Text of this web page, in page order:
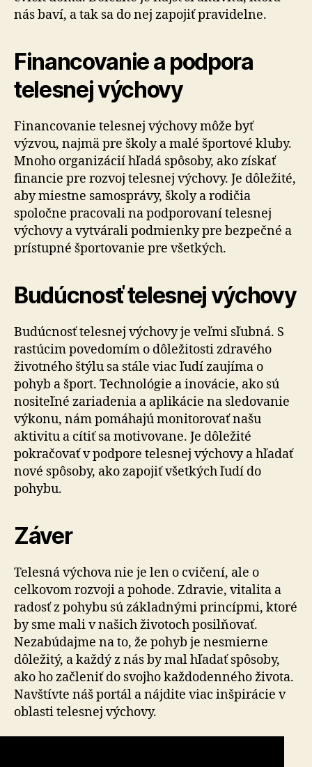
nás baví, a tak sa do nej zapojiť pravidelne.
Financovanie a podpora
telesnej výchovy
Financovanie telesnej výchovy môže byť
výzvou, najmä pre školy a malé športové kluby.
Mnoho organizácií hľadá spôsoby, ako získať
financie pre rozvoj telesnej výchovy. Je dôležité,
aby miestne samosprávy, školy a rodičia
spoločne pracovali na podporovaní telesnej
výchovy a vytvárali podmienky pre bezpečné a
prístupné športovanie pre všetkých.
Budúcnosť telesnej výchovy
Budúcnosť telesnej výchovy je veľmi sľubná. S
rastúcim povedomím o dôležitosti zdravého
životného štýlu sa stále viac ľudí zaujíma o
pohyb a šport. Technológie a inovácie, ako sú
nositeľné zariadenia a aplikácie na sledovanie
výkonu, nám pomáhajú monitorovať našu
aktivitu a cítiť sa motivovane. Je dôležité
pokračovať v podpore telesnej výchovy a hľadať
nové spôsoby, ako zapojiť všetkých ľudí do
pohybu.
Záver
Telesná výchova nie je len o cvičení, ale o
celkovom rozvoji a pohode. Zdravie, vitalita a
radosť z pohybu sú základnými princípmi, ktoré
by sme mali v našich životoch posilňovať.
Nezabúdajme na to, že pohyb je nesmierne
dôležitý, a každý z nás by mal hľadať spôsoby,
ako ho začleniť do svojho každodenného života.
Navštívte náš portál a nájdite viac inšpirácie v
oblasti telesnej výchovy.